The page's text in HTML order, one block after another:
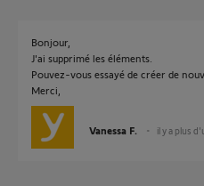
Bonjour,
J'ai supprimé les éléments.
Pouvez-vous essayé de créer de
Merci,
Vanessa F. il y a plus